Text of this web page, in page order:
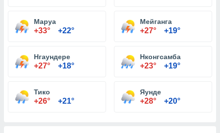
Маруа
+33° +22°
Мейганга
+27° +19°
Нгаундере
+27° +18°
Нконгсамба
+23° +19°
Тико
+26° +21°
Яунде
+28° +20°